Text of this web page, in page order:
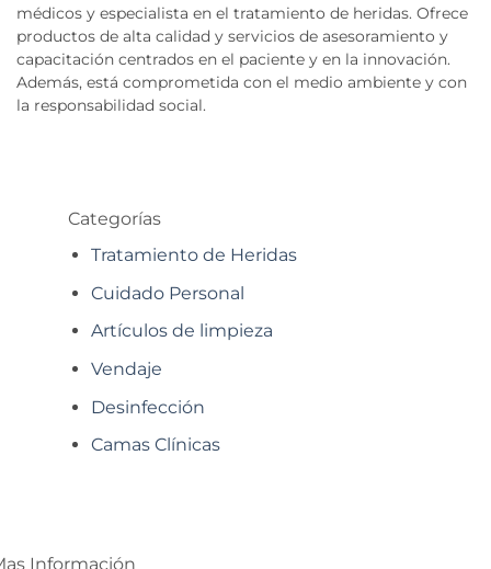
médicos y especialista en el tratamiento de heridas. Ofrece
productos de alta calidad y servicios de asesoramiento y
capacitación centrados en el paciente y en la innovación.
Además, está comprometida con el medio ambiente y con
la responsabilidad social.
Categorías
Tratamiento de Heridas
Cuidado Personal
Artículos de limpieza
Vendaje
Desinfección
Camas Clínicas
Información